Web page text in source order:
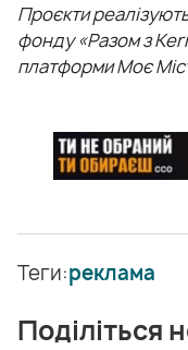
Проєкти
фонду «Разом з
платформи Моє
Теги:реклама
Поділіться